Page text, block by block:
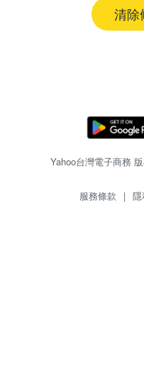
清除
Yahoo台灣電子商務
服務條款 | 隱